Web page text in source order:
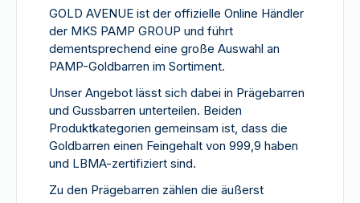
GOLD AVENUE ist der offizielle Online Händler
der MKS PAMP GROUP und führt
dementsprechend eine große Auswahl an
PAMP-Goldbarren im Sortiment.
Unser Angebot lässt sich dabei in Prägebarren
und Gussbarren unterteilen. Beiden
Produktkategorien gemeinsam ist, dass die
Goldbarren einen Feingehalt von 999,9 haben
und LBMA-zertifiziert sind.
Zu den Prägebarren zählen die äußerst